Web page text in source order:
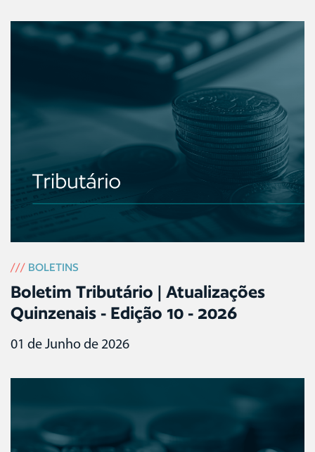
/// BOLETINS
Boletim Tributário | Atualizações
Quinzenais - Edição 10 - 2026
01 de Junho de 2026